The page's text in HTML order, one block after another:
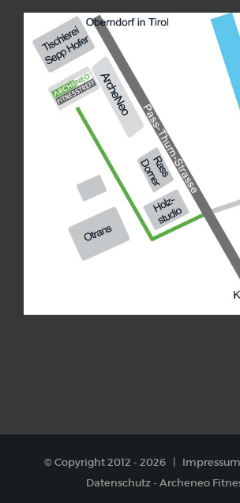
© Copyright 2012 - 2026 |
Datenschutz- Archeneo